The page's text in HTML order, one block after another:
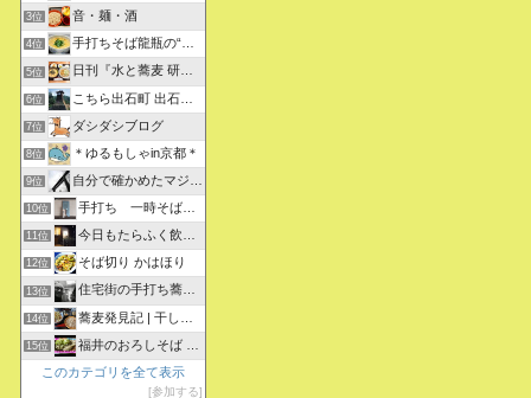
3位 音・麺・酒
4位 手打ちそば龍瓶の“いつも心に太陽を”
5位 日刊『水と蕎麦 研究図鑑』
6位 こちら出石町 出石そばの「田中屋食品製造部」
7位 ダシダシブログ
8位 ＊ゆるもしゃin京都＊
9位 自分で確かめたマジな近現代史・グルメな蕎麦・キレイなお花さん
10位 手打ち 一時そば (店主の軟式ホームページ）
11位 今日もたらふく飲んで食べた -湖月四代目嫁日記-
12位 そば切り かはほり
13位 住宅街の手打ち蕎麦屋三代目ブログ
14位 蕎麦発見記 | 干しそばをメインにしたそばブログ
15位
福井のおろしそば 無責任１００選
このカテゴリを全て表示
参加する